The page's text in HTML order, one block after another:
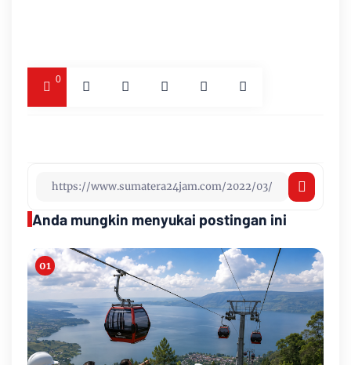
0
Anda mungkin menyukai postingan ini